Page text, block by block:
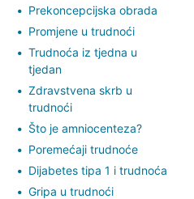
Prekoncepcijska obrada
Promjene u trudnoći
Trudnoća iz tjedna u
tjedan
Zdravstvena skrb u
trudnoći
Što je amniocenteza?
Poremećaji trudnoće
Dijabetes tipa 1 i trudnoća
Gripa u trudnoći